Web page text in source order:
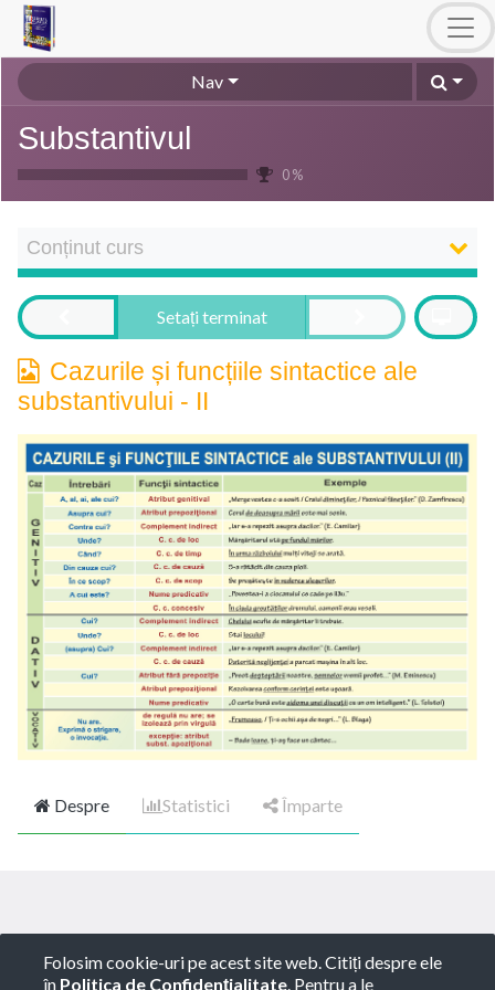
Nav
Substantivul
0 %
Conținut curs
Cazurile și funcțiile sintactice ale
substantivului - II
Setați terminat
Despre Statistici Împarte
Folosim cookie-uri pe acest site web. Citiți despre ele
în Politica de Confidențialitate. Pentru a le
Copyright © ROTARY GLOBART SRL -Termeni de
utilizare-Politica de Confidențialitate-Consultanță